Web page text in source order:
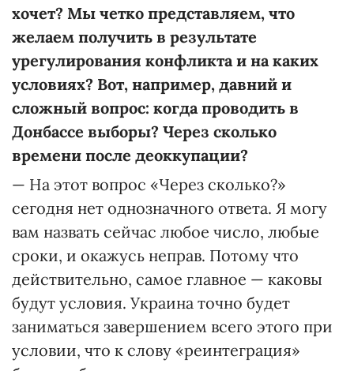
хочет? Мы четко представляем, что
желаем получить в результате
урегулирования конфликта и на каких
условиях? Вот, например, давний и
сложный вопрос: когда проводить в
Донбассе выборы? Через сколько
времени после деоккупации?
— На этот вопрос «Через сколько?»
сегодня нет однозначного ответа. Я могу
вам назвать сейчас любое число, любые
сроки, и окажусь неправ. Потому что
действительно, самое главное — каковы
будут условия. Украина точно будет
заниматься завершением всего этого при
условии, что к слову «реинтеграция»